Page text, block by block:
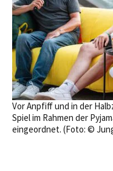
Vor Anpfiff und in der
Spiel im Rahmen der
eingeordnet. (Foto: ©